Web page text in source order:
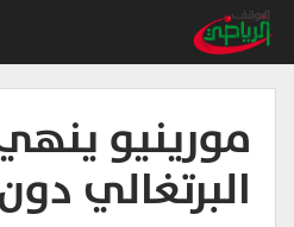
مورينيو
البرتغالي